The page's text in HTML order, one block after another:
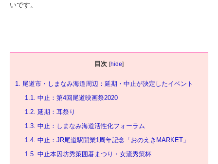
いです。
目次 [hide]
1. 尾道市・しまなみ海道周辺：延期・中止が決定したイベント
1.1. 中止：第4回尾道映画祭2020
1.2. 延期：耳祭り
1.3. 中止：しまなみ海道活性化フォーラム
1.4. 中止：JR尾道駅開業1周年記念「おのえきMARKET」
1.5. 中止本因坊秀策囲碁まつり・女流秀策杯